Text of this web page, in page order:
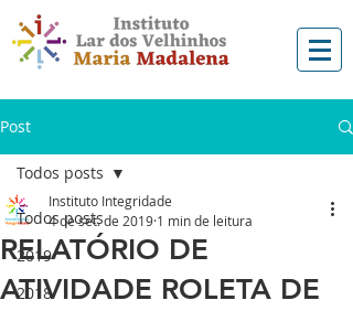
Post
Todos posts
2019
2018
Todos posts
RELATÓRIO DE
ATIVIDADE ROLETA DE
Instituto Integridade
4 de set. de 2019 1 min de leitura